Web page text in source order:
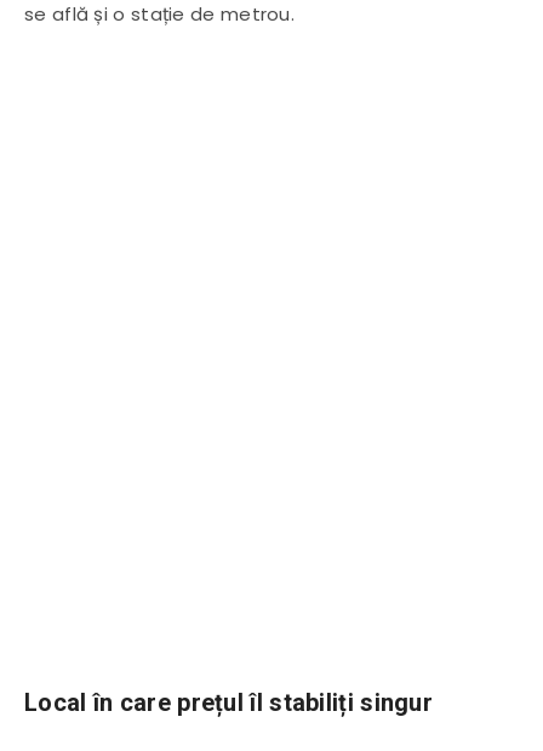
se află și o stație de metrou.
Local în care prețul îl stabiliți singur